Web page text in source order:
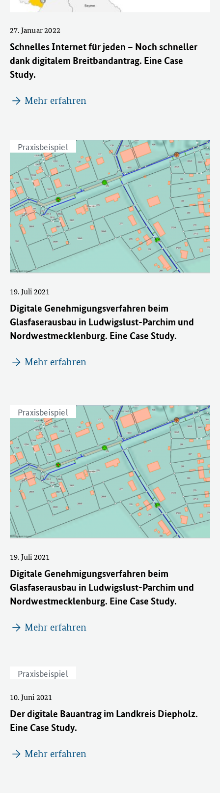
Schnelles Internet für jeden – Noch schneller
dank digitalem Breitbandantrag. Eine Case
Study.
27. Januar 2022
Mehr erfahren
Praxisbeispiel
Digitale Genehmigungsverfahren beim
Glasfaserausbau in Ludwigslust-Parchim und
Nordwestmecklenburg. Eine Case Study.
19. Juli 2021
Mehr erfahren
Praxisbeispiel
Digitale Genehmigungsverfahren beim
Glasfaserausbau in Ludwigslust-Parchim und
Nordwestmecklenburg. Eine Case Study.
19. Juli 2021
Mehr erfahren
Praxisbeispiel
Der digitale Bauantrag im Landkreis Diepholz.
Eine Case Study.
10. Juni 2021
Mehr erfahren